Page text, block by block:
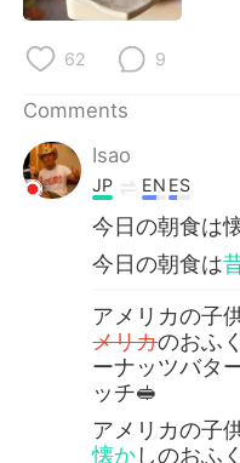
Türkçe
Português
62 9
Comments
Isao
JP EN ES
今日の朝食は
今日の朝食は
アメリカの子
メリカのおふ
ーナッツバタ
ッチ🥪
アメリカの子
懐かしのおふ